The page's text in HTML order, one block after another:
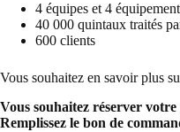
4 équipes et 4
40 000 quintaux traités
600 clients
Vous souhaitez en savoir plus
Vous souhaitez réserver
Remplissez le bon de